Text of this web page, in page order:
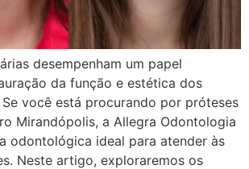
desempenham um papel
da função e estética dos
você está procurando por próteses
Mirandópolis, a Allegra Odontologia
odontológica ideal para atender às
Neste artigo, exploraremos os